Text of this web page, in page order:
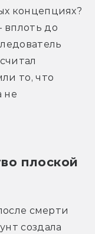
концепциях?
вплоть до
то, что
не
плоской
смерти
создала